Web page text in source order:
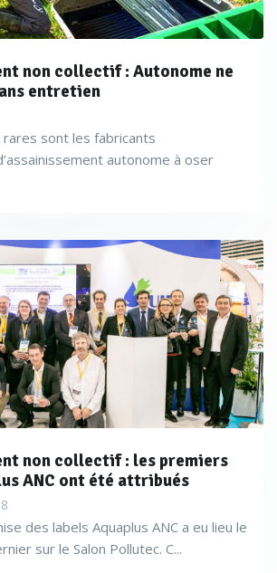
non collectif : Autonome ne
entretien
rares sont les fabricants
autonome à oser
non collectif : les premiers
ANC ont été attribués
des labels Aquaplus ANC a eu lieu le
sur le Salon Pollutec. C...